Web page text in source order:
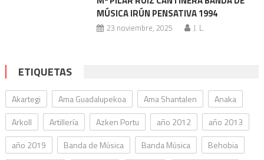
MÚSICA IRÚN PENSATIVA 1994
23 noviembre, 2025 J. L.
ETIQUETAS
Akartegi Ama Guadalupekoa Ama Shantalen
Anaka
Arkoll
Artillería Azken Portu año 2012
año 2013
año 2019
Banda de Música Banda Música
Behobia